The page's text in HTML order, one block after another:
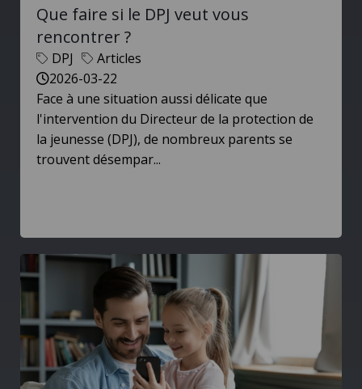
Que faire si le DPJ veut vous
rencontrer ?
DPJ
Articles
2026-03-22
Face à une situation aussi délicate que
l'intervention du Directeur de la protection de
la jeunesse (DPJ), de nombreux parents se
trouvent désempar...